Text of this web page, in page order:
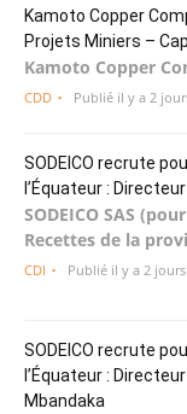
Kamoto Copper
Projets Miniers –
Kamoto Copper
CDD Publié il y a 2
SODEICO recrute
l’Équateur :
SODEICO SAS
Recettes de la
CDI Publié il y a 2 jours
SODEICO recrute
l’Équateur :
Mbandaka